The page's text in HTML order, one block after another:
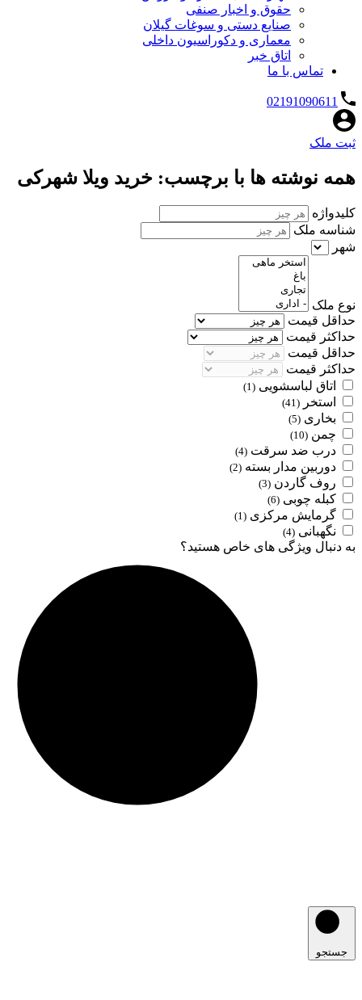
حقوق و اخبار صنفی
صنایع دستی و سوغات گیلان
معماری و دکوراسیون داخلی
اتاق خبر
تماس با ما
02191090611
ثبت ملک
همه نوشته ها با برچسب: خرید ویلا شهرکی
کلیدواژه
شناسه ملک
شهر
نوع ملک
حداقل قیمت
حداکثر قیمت
حداقل قیمت
حداکثر قیمت
اتاق لباسشویی (1)
استخر (41)
بخاری (5)
چمن (10)
درب ضد سرقت (4)
دوربین مدار بسته (2)
روف گاردن (3)
کبله چوبی (6)
گرمایش مرکزی (1)
نگهبانی (4)
به دنبال ویژگی های خاص هستید؟
جستجو